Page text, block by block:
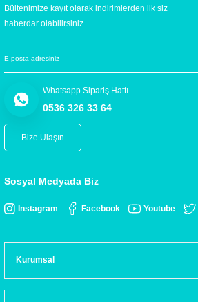
Bültenimize kayıt olarak indirimlerden ilk siz
haberdar olabilirsiniz.
Whatsapp Sipariş Hattı
0536 326 33 64
Bize Ulaşın
Sosyal Medyada Biz
Instagram Facebook Youtube
Kurumsal